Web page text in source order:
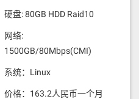
硬盘: 80GB HDD Raid10
网络:
1500GB/80Mbps(CMI)
系统：Linux
价格：163.2人民币一个月